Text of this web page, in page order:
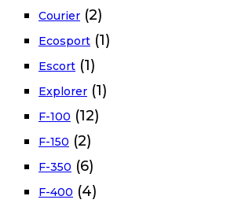
Courier (2)
Ecosport (1)
Escort (1)
Explorer (1)
F-100 (12)
F-150 (2)
F-350 (6)
F-400 (4)